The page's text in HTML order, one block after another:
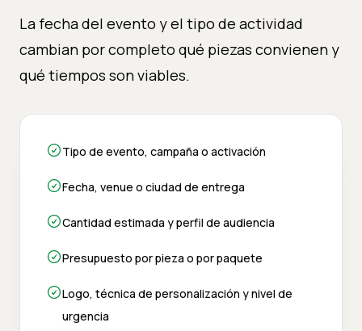
La fecha del evento y el tipo de actividad
cambian por completo qué piezas convienen y
qué tiempos son viables.
Tipo de evento, campaña o activación
Fecha, venue o ciudad de entrega
Cantidad estimada y perfil de audiencia
Presupuesto por pieza o por paquete
Logo, técnica de personalización y nivel de
urgencia